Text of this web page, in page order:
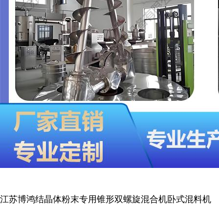
江苏博鸿结晶体粉末专用锥形双螺旋混合机卧式混料机